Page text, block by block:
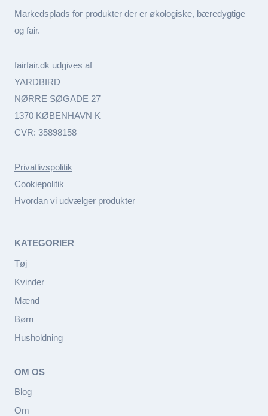
Markedsplads for produkter der er økologiske, bæredygtige
og fair.
fairfair.dk udgives af
YARDBIRD
NØRRE SØGADE 27
1370 KØBENHAVN K
CVR: 35898158
Privatlivspolitik
Cookiepolitik
Hvordan vi udvælger produkter
KATEGORIER
Tøj
Kvinder
Mænd
Børn
Husholdning
OM OS
Blog
Om